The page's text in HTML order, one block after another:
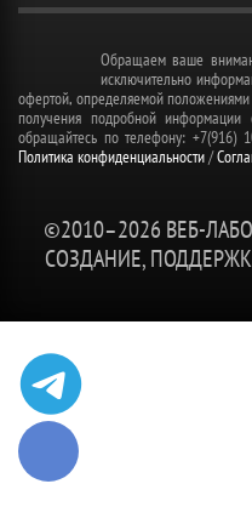
Обращаем ваше
исключительно
офертой, определяемой
получения подробной информации
обращайтесь по телефону: +7(916)
Политика конфиденциальности/
©2010–2026 ВЕБ-
СОЗДАНИЕ,